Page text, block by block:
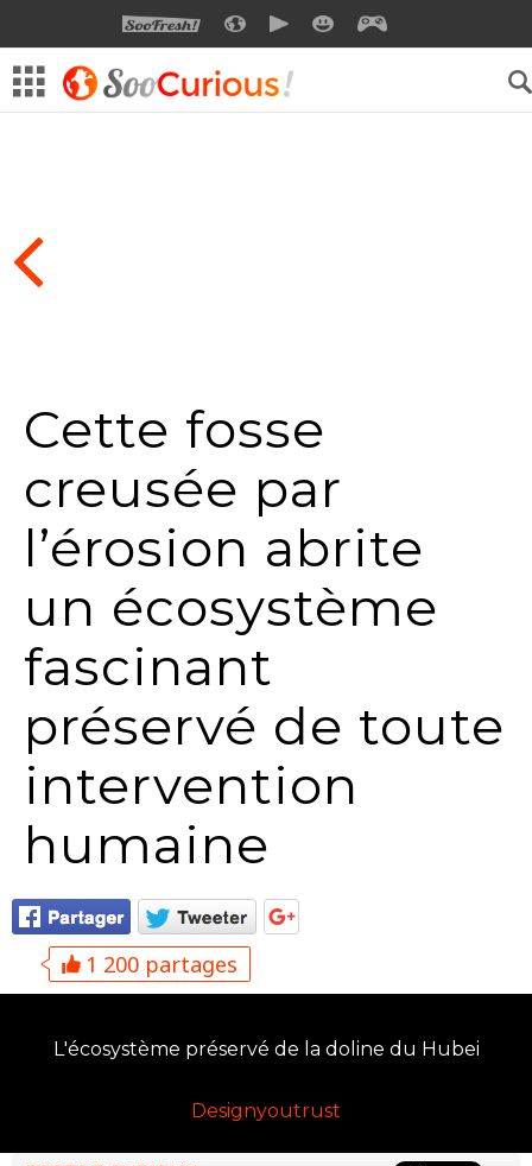
SOOFRESHSOOCURIOUSSOOMOTION
SOOSMILE
Cette fosse
creusée par
l’érosion abrite
un écosystème
fascinant
préservé de toute
intervention
humaine
1 200 partages
L'écosystème préservé de la doline du Hubei
Designyoutrust